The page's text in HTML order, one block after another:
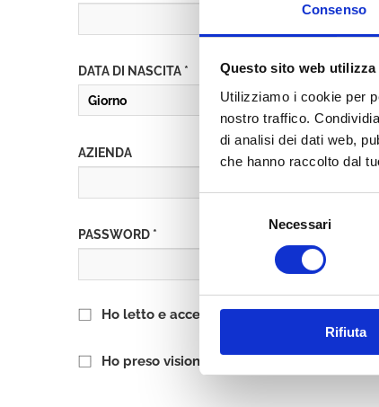
Consenso
Questo sito web
Utilizziamo i cookie per
nostro traffico.
di analisi dei dati web,
che hanno raccolto dal
Selezione
consenso
Necessari
Rifiuta
DATA DI NASCITA *
AZIENDA
PASSWORD *
Ho letto e accetto l’informativa sulla
Ho preso visione delle